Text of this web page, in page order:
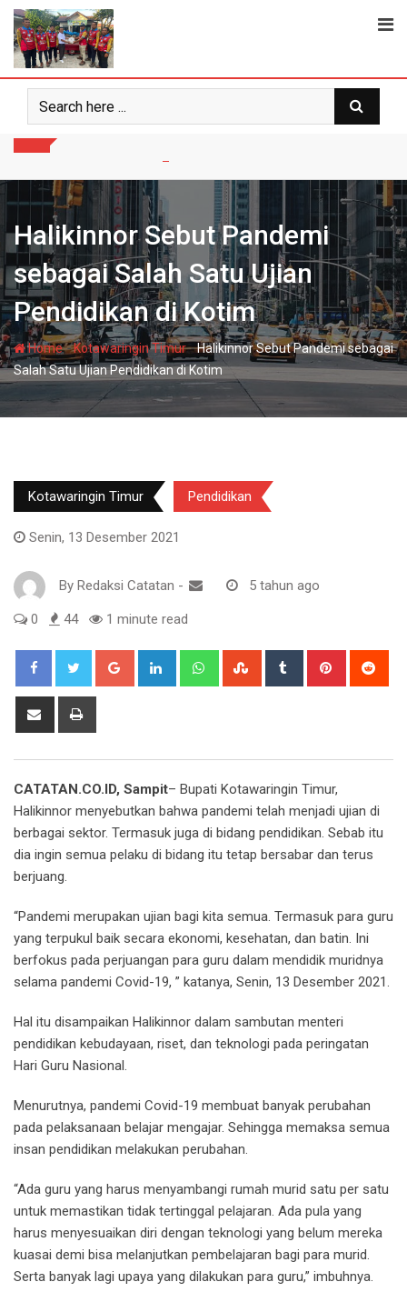
Skip
content
Halikinnor Sebut Pandemi
sebagai Salah Satu Ujian
Pendidikan di Kotim
Home-Kotawaringin Timur-Halikinnor Sebut Pandemi sebagai
Salah Satu Ujian Pendidikan di Kotim
Kotawaringin Timur Pendidikan
Senin, 13 Desember 2021
By Redaksi Catatan - 5 tahun ago
0 44 1 minute read
Google+ LinkedIn WhatsappStumbleUpon
Tumblr Pinterest
Share
CATATAN.CO.ID, Sampit– Bupati Kotawaringin Timur,
Halikinnor menyebutkan bahwa pandemi telah menjadi ujian di
berbagai sektor. Termasuk juga di bidang pendidikan. Sebab itu
dia ingin semua pelaku di bidang itu tetap bersabar dan terus
berjuang.
“Pandemi merupakan ujian bagi kita semua. Termasuk para guru
yang terpukul baik secara ekonomi, kesehatan, dan batin. Ini
berfokus pada perjuangan para guru dalam mendidik muridnya
selama pandemi Covid-19, ” katanya, Senin, 13 Desember 2021.
Hal itu disampaikan Halikinnor dalam sambutan menteri
pendidikan kebudayaan, riset, dan teknologi pada peringatan
Hari Guru Nasional.
Menurutnya, pandemi Covid-19 membuat banyak perubahan
pada pelaksanaan belajar mengajar. Sehingga memaksa semua
insan pendidikan melakukan perubahan.
“Ada guru yang harus menyambangi rumah murid satu per satu
untuk memastikan tidak tertinggal pelajaran. Ada pula yang
harus menyesuaikan diri dengan teknologi yang belum mereka
kuasai demi bisa melanjutkan pembelajaran bagi para murid.
Serta banyak lagi upaya yang dilakukan para guru,” imbuhnya.